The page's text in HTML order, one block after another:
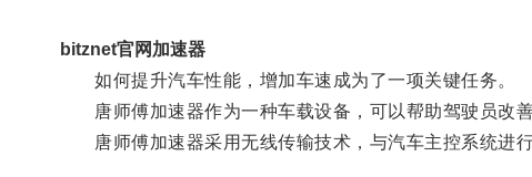
bitznet官网加速器
如何提升汽车性能，增加车速成为了一项关键任务。
唐师傅加速器作为一种车载设备，可以帮助驾驶员改善
唐师傅加速器采用无线传输技术，与汽车主控系统进行